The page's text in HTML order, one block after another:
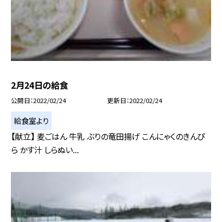
2月24日の給食
公開日 2022/02/24 更新日 2022/02/24
給食室より
【献立】 麦ごはん 牛乳 ぶりの竜田揚げ こんにゃくのきんぴ
ら かす汁 しらぬい...